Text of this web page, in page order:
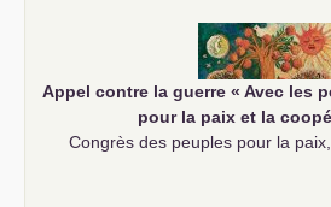
Appel contre la guerre « Avec les
pour la paix et la
Congrès des peuples pour la